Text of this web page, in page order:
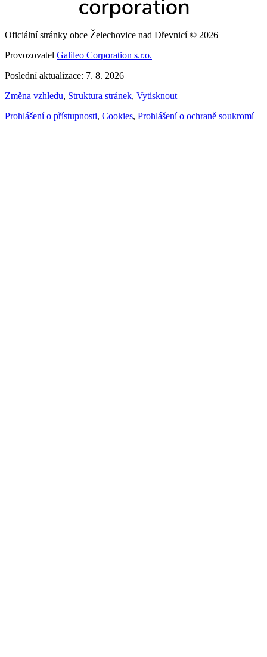
Oficiální stránky obce Želechovice nad Dřevnicí © 2026
Provozovatel Galileo Corporation s.r.o.
Poslední aktualizace: 7. 8. 2026
Změna vzhledu, Struktura stránek, Vytisknout
Prohlášení o přístupnosti, Cookies, Prohlášení o ochraně soukromí